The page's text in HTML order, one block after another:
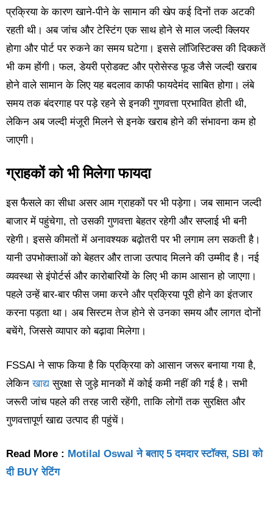
प्रक्रिया के कारण खाने-पीने के सामान की खेप कई दिनों तक अटकी
रहती थी। अब जांच और टेस्टिंग एक साथ होने से माल जल्दी क्लियर
होगा और पोर्ट पर रुकने का समय घटेगा। इससे लॉजिस्टिक्स की दिक्कतें
भी कम होंगी। फल, डेयरी प्रोडक्ट और प्रोसेस्ड फूड जैसे जल्दी खराब
होने वाले सामान के लिए यह बदलाव काफी फायदेमंद साबित होगा। लंबे
समय तक बंदरगाह पर पड़े रहने से इनकी गुणवत्ता प्रभावित होती थी,
लेकिन अब जल्दी मंजूरी मिलने से इनके खराब होने की संभावना कम हो
जाएगी।
ग्राहकों को भी मिलेगा फायदा
इस फैसले का सीधा असर आम ग्राहकों पर भी पड़ेगा। जब सामान जल्दी
बाजार में पहुंचेगा, तो उसकी गुणवत्ता बेहतर रहेगी और सप्लाई भी बनी
रहेगी। इससे कीमतों में अनावश्यक बढ़ोतरी पर भी लगाम लग सकती है।
यानी उपभोक्ताओं को बेहतर और ताजा उत्पाद मिलने की उम्मीद है। नई
व्यवस्था से इंपोर्टर्स और कारोबारियों के लिए भी काम आसान हो जाएगा।
पहले उन्हें बार-बार फीस जमा करने और प्रक्रिया पूरी होने का इंतजार
करना पड़ता था। अब सिस्टम तेज होने से उनका समय और लागत दोनों
बचेंगे, जिससे व्यापार को बढ़ावा मिलेगा।
FSSAI ने साफ किया है कि प्रक्रिया को आसान जरूर बनाया गया है,
लेकिनखाद्य सुरक्षा से जुड़े मानकों में कोई कमी नहीं की गई है। सभी
जरूरी जांच पहले की तरह जारी रहेंगी, ताकि लोगों तक सुरक्षित और
गुणवत्तापूर्ण खाद्य उत्पाद ही पहुंचें।
Read More : Motilal Oswal ने बताए 5 दमदार स्टॉक्स, SBI को
दी BUY रेटिंग